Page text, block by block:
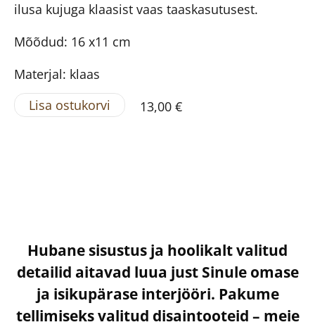
ilusa kujuga klaasist vaas taaskasutusest.
Mõõdud: 16 x11 cm
Materjal: klaas
Lisa ostukorvi
13,00 €
Hubane sisustus ja hoolikalt valitud
detailid aitavad luua just Sinule omase
ja isikupärase interjööri. Pakume
tellimiseks valitud disaintooteid – meie